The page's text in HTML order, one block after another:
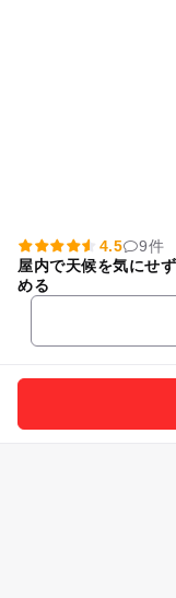
4.5
9件
屋内で天候を気にせ
める